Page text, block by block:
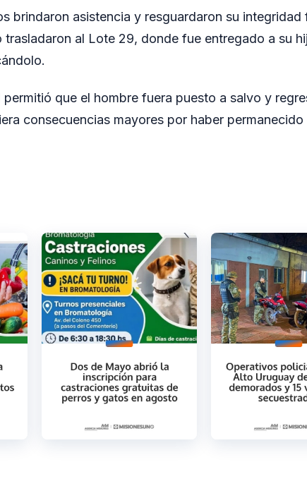
brindaron asistencia y resguardaron su integridad
al Lote 29, donde fue entregado a su
que el hombre fuera puesto a salvo y
consecuencias mayores por haber permanecido